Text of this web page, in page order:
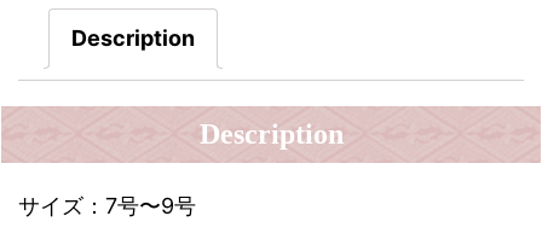
Description
Description
サイズ：7号〜9号